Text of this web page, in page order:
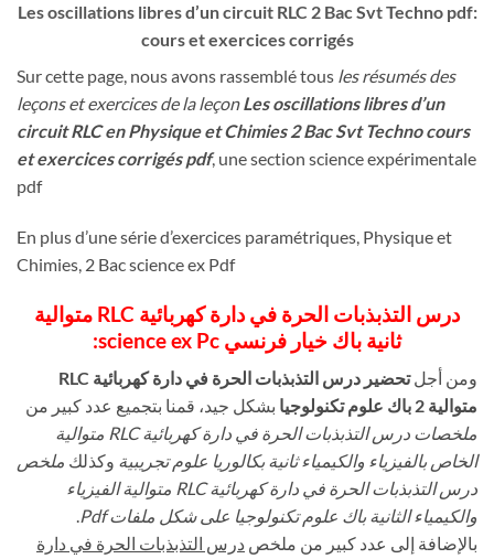
Les oscillations libres d’un circuit RLC 2 Bac Svt Techno pdf:
cours et exercices corrigés
Sur cette page, nous avons rassemblé tous les résumés des
leçons et exercices de la leçonLes oscillations libres d’un
circuit RLC en Physique et Chimies 2 Bac Svt Techno cours
et exercices corrigés pdf, une section science expérimentale
pdf
En plus d’une série d’exercices paramétriques, Physique et
Chimies, 2 Bac science ex Pdf
درس التذبذبات الحرة في دارة كهربائية RLC متوالية
ثانية باك خيار فرنسي science ex Pc:
ومن أجل
تحضير درس التذبذبات الحرة في دارة كهربائية RLC
متوالية 2 باك علوم تكنولوجيا
بشكل جيد، قمنا بتجميع عدد كبير من
ملخصات درس التذبذبات الحرة في دارة كهربائية RLC متوالية
الخاص بالفيزياء والكيمياء ثانية بكالوريا علوم تجريبية وكذلك ملخص
درس التذبذبات الحرة في دارة كهربائية RLC متوالية الفيزياء
والكيمياء الثانية باك علوم تكنولوجيا على شكل ملفات Pdf
.
بالإضافة إلى عدد كبير من ملخص درس التذبذبات الحرة في دارة